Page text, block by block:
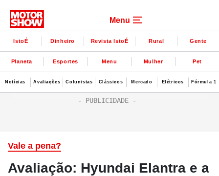
Menu
IstoÉ Dinheiro Revista IstoÉ Rural Gente
Planeta Esportes Menu Mulher Pet
Notícias Avaliações Colunistas Clássicos Mercado Elétricos Fórmula 1
Vale a pena?
Avaliação: Hyundai Elantra e a